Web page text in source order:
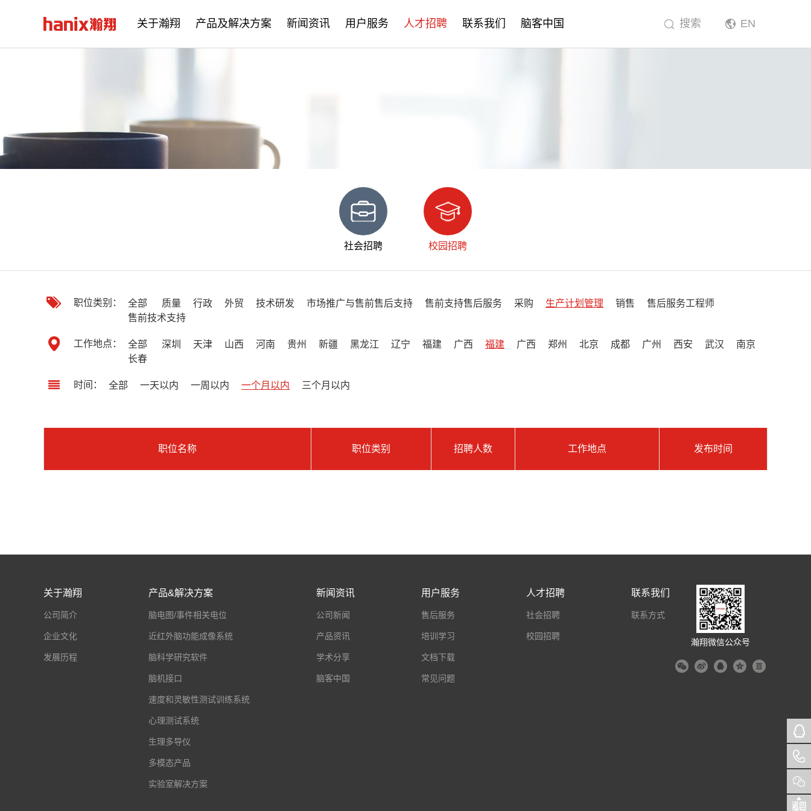
关于瀚翔 产品及解决方案 新闻资讯 用户服务 人才招聘 联系我们 脑客中国 EN
搜索
社会招聘 校园招聘
职位类别： 全部 质量 行政 外贸 技术研发 市场推广与售前售后支持 售前支持售后服务 采购 生产计划管理 销售
售后服务工程师
售前技术支持
工作地点： 全部 深圳 天津 山西 河南 贵州 新疆 黑龙江 辽宁 福建 广西 福建 广西 郑州 北京 成都 广州 西安 武汉
南京
长春
时间： 全部 一天以内 一周以内 一个月以内 三个月以内
职位名称 职位类别 招聘人数 工作地点 发布时间
瀚翔微信公众号
关于瀚翔
公司简介
企业文化
发展历程
产品&解决方案
脑电图/事件相关电位
近红外脑功能成像系统
脑科学研究软件
脑机接口
速度和灵敏性测试训练系统
心理测试系统
生理多导仪
多模态产品
实验室解决方案
新闻资讯
公司新闻
产品资讯
学术分享
脑客中国
用户服务
售后服务
培训学习
文档下载
常见问题
人才招聘
社会招聘
校园招聘
联系我们
联系方式
返回